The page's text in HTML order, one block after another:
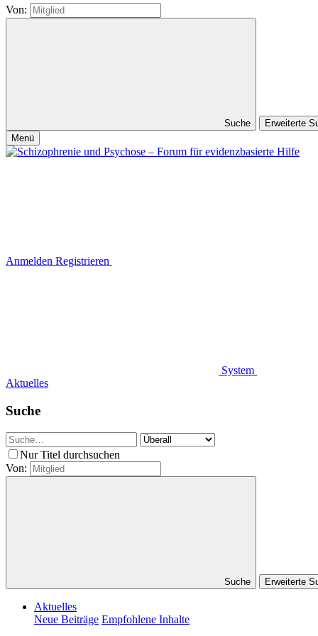
Von:
Suche
Erweiterte
Menü
Anmelden Registrieren
System
Aktuelles
Suche
Nur Titel durchsuchen
Von:
Suche Erweiterte
Aktuelles
Neue Beiträge Empfohlene Inhalte